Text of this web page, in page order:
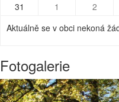
31
1 2
Aktuálně se v obci nekoná
Fotogalerie